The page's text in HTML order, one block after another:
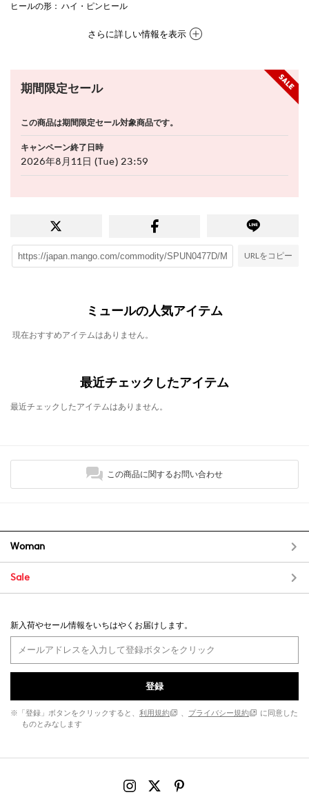
ヒールの形 ： ハイ・ピンヒール
さらに詳しい情報を表示
期間限定セール
この商品は期間限定セール対象商品です。
キャンペーン終了日時
2026年8月11日 (Tue) 23:59
URLをコピー
ミュールの人気アイテム
現在おすすめアイテムはありません。
最近チェックしたアイテム
最近チェックしたアイテムはありません。
この商品に関するお問い合わせ
Woman
Sale
新入荷やセール情報をいちはやくお届けします。
登録
※「登録」ボタンをクリックすると、 利用規約 、 プライバシー規約
に同意した
ものとみなします